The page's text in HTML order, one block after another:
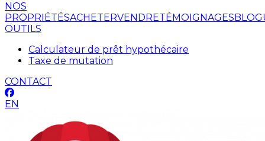
NOS
PROPRIÉTÉSACHETERVENDRETÉMOIGNAGES
OUTILS
Calculateur de prêt hypothécaire
Taxe de mutation
CONTACT
EN